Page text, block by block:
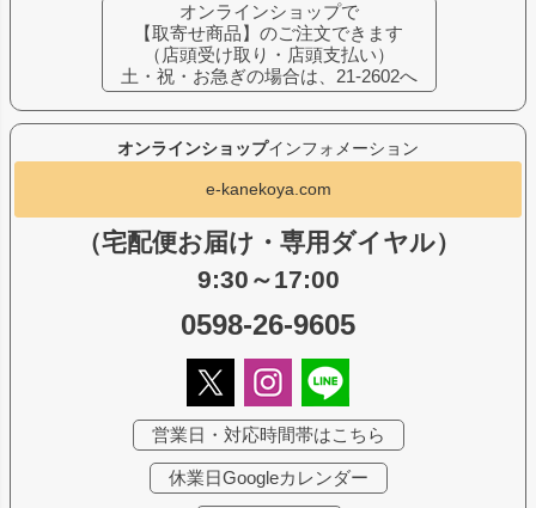
オンラインショップインフォメーション
e-kanekoya.com
（宅配便お届け・専用ダイヤル）
9:30～17:00
0598-26-9605
営業日・対応時間帯はこちら
休業日Googleカレンダー
オンラインショップで
【取寄せ商品】のご注文できます
（店頭受け取り・店頭支払い）
土・祝・お急ぎの場合は、21-2602へ